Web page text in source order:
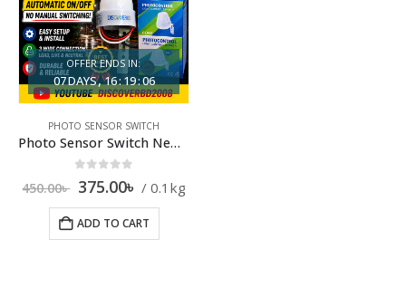
OFFER ENDS IN:
07DAYS 16:19:05
PHOTO SENSOR SWITCH
Photo Sensor Switch New 10A
450.00৳ 375.00৳ 0.1kg
ADD TO CART